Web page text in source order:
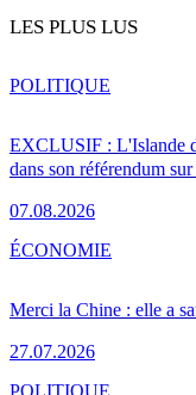
LES PLUS LUS
EXCLUSIF : L'Islande
dans son référendum
07.08.2026
POLITIQUE
Merci la Chine : elle a
27.07.2026
ÉCONOMIE
POLITIQUE